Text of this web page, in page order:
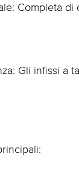
Completa
Gli infissi a